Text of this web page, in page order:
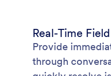
Real-Time
Provide
through